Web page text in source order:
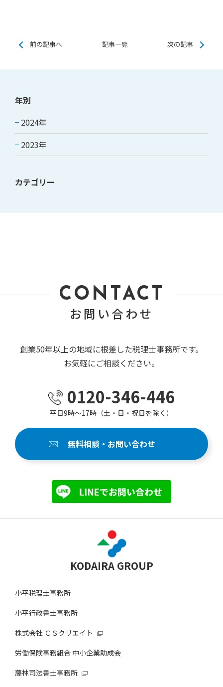
前の記事へ 記事一覧 次の記事
年別
2024年
2023年
カテゴリー
CONTACT
お問い合わせ
創業50年以上の地域に根差した税理士事務所です。
お気軽にご相談ください。
0120-346-446
平日9時～17時（土・日・祝日を除く）
無料相談・お問い合わせ
KODAIRA GROUP
小平税理士事務所
小平行政書士事務所
株式会社 ＣＳクリエイト
労働保険事務組合 中小企業助成会
藤林司法書士事務所